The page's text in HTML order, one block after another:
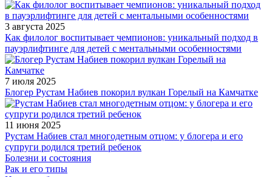
3 августа 2025
Как филолог воспитывает чемпионов: уникальный подход в
пауэрлифтинге для детей с ментальными особенностями
7 июля 2025
Блогер Рустам Набиев покорил вулкан Горелый на Камчатке
11 июня 2025
Рустам Набиев стал многодетным отцом: у блогера и его
супруги родился третий ребенок
Болезни и состояния
Рак и его типы